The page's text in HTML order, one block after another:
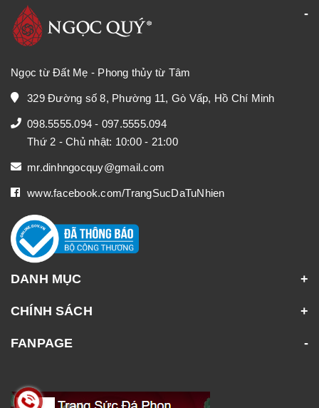
Ngọc từ Đất Mẹ - Phong thủy từ Tâm
329 Đường số 8, Phường 11, Gò Vấp, Hồ Chí Minh
098.5555.094 - 097.5555.094
Thứ 2 - Chủ nhật: 10:00 - 21:00
mr.dinhngocquy@gmail.com
www.facebook.com/TrangSucDaTuNhien
DANH MỤC
CHÍNH SÁCH
FANPAGE